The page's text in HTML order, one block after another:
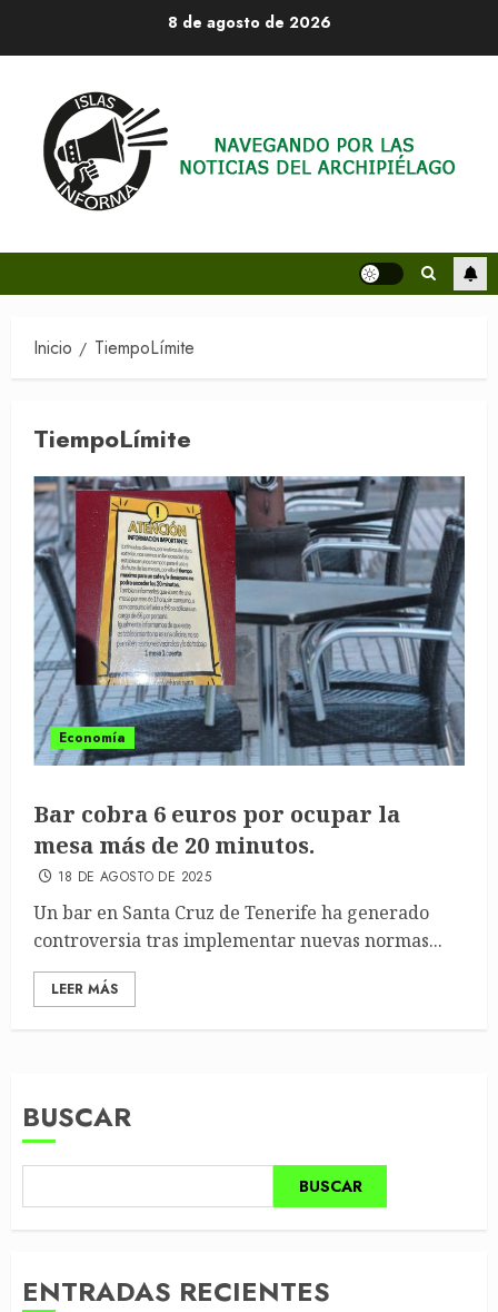
8 de agosto de 2026
Inicio TiempoLímite
TiempoLímite
Economía
Bar cobra 6 euros por ocupar la
mesa más de 20 minutos.
18 DE AGOSTO DE 2025
Un bar en Santa Cruz de Tenerife ha generado
controversia tras implementar nuevas normas...
LEER MÁS
BUSCAR
BUSCAR
ENTRADAS RECIENTES